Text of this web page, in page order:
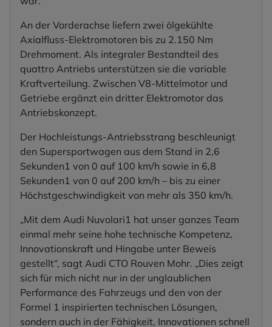
An der Vorderachse liefern zwei ölgekühlte
Axialfluss-Elektromotoren bis zu 2.150 Nm
Drehmoment. Als integraler Bestandteil des
quattro Antriebs unterstützen sie die variable
Kraftverteilung. Zwischen V8-Mittelmotor und
Getriebe ergänzt ein dritter Elektromotor das
Antriebskonzept.
Der Hochleistungs-Antriebsstrang beschleunigt
den Supersportwagen aus dem Stand in 2,6
Sekunden1 von 0 auf 100 km/h sowie in 6,8
Sekunden1 von 0 auf 200 km/h – bis zu einer
Höchstgeschwindigkeit von mehr als 350 km/h.
„Mit dem Audi Nuvolari1 hat unser ganzes Team
einmal mehr seine hohe technische Kompetenz,
Innovationskraft und Hingabe unter Beweis
gestellt“, sagt Audi CTO Rouven Mohr. „Dies zeigt
sich für mich nicht nur in der unglaublichen
Performance des Fahrzeugs und den von der
Formel 1 inspirierten technischen Lösungen,
sondern auch in der Fähigkeit, Innovationen schnell